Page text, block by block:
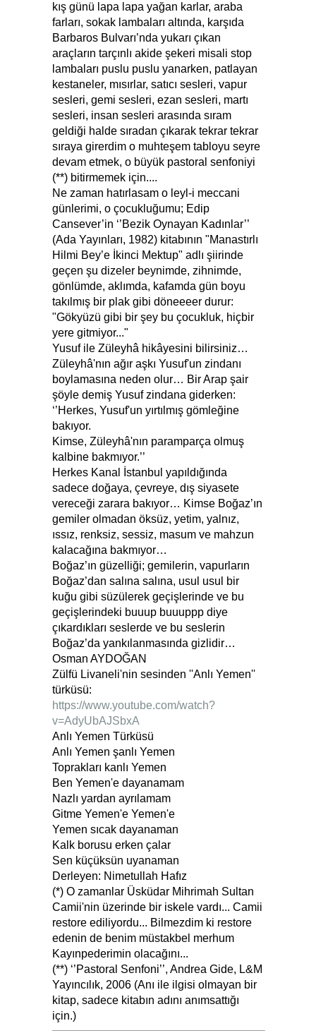
kış günü lapa lapa yağan karlar, araba
farları, sokak lambaları altında, karşıda
Barbaros Bulvarı’nda yukarı çıkan
araçların tarçınlı akide şekeri misali stop
lambaları puslu puslu yanarken, patlayan
kestaneler, mısırlar, satıcı sesleri, vapur
sesleri, gemi sesleri, ezan sesleri, martı
sesleri, insan sesleri arasında sıram
geldiği halde sıradan çıkarak tekrar tekrar
sıraya girerdim o muhteşem tabloyu seyre
devam etmek, o büyük pastoral senfoniyi
(**) bitirmemek için....
Ne zaman hatırlasam o leyl-i meccani
günlerimi, o çocukluğumu; Edip
Cansever’in ‘’Bezik Oynayan Kadınlar’’
(Ada Yayınları, 1982) kitabının "Manastırlı
Hilmi Bey’e İkinci Mektup" adlı şiirinde
geçen şu dizeler beynimde, zihnimde,
gönlümde, aklımda, kafamda gün boyu
takılmış bir plak gibi döneeeer durur:
"Gökyüzü gibi bir şey bu çocukluk, hiçbir
yere gitmiyor..."
Yusuf ile Züleyhâ hikâyesini bilirsiniz…
Züleyhâ'nın ağır aşkı Yusuf'un zindanı
boylamasına neden olur… Bir Arap şair
şöyle demiş Yusuf zindana giderken:
‘’Herkes, Yusuf'un yırtılmış gömleğine
bakıyor.
Kimse, Züleyhâ'nın paramparça olmuş
kalbine bakmıyor.’’
Herkes Kanal İstanbul yapıldığında
sadece doğaya, çevreye, dış siyasete
vereceği zarara bakıyor… Kimse Boğaz’ın
gemiler olmadan öksüz, yetim, yalnız,
ıssız, renksiz, sessiz, masum ve mahzun
kalacağına bakmıyor…
Boğaz’ın güzelliği; gemilerin, vapurların
Boğaz’dan salına salına, usul usul bir
kuğu gibi süzülerek geçişlerinde ve bu
geçişlerindeki buuup buuuppp diye
çıkardıkları seslerde ve bu seslerin
Boğaz’da yankılanmasında gizlidir…
Osman AYDOĞAN
Zülfü Livaneli'nin sesinden ''Anlı Yemen''
türküsü:
https://www.youtube.com/watch?
v=AdyUbAJSbxA
Anlı Yemen Türküsü
Anlı Yemen şanlı Yemen
Toprakları kanlı Yemen
Ben Yemen'e dayanamam
Nazlı yardan ayrılamam
Gitme Yemen'e Yemen'e
Yemen sıcak dayanaman
Kalk borusu erken çalar
Sen küçüksün uyanaman
Derleyen: Nimetullah Hafız
(*) O zamanlar Üsküdar Mihrimah Sultan
Camii'nin üzerinde bir iskele vardı... Camii
restore ediliyordu... Bilmezdim ki restore
edenin de benim müstakbel merhum
Kayınpederimin olacağını...
(**) ‘’Pastoral Senfoni’’, Andrea Gide, L&M
Yayıncılık, 2006 (Anı ile ilgisi olmayan bir
kitap, sadece kitabın adını anımsattığı
için.)